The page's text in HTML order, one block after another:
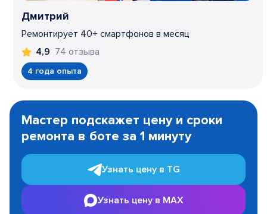
Дмитрий
Ремонтирует 40+ смартфонов в месяц
4,9 74 отзыва
4 года опыта
1
Мастер подскажет цену и сроки
ремонта в боте за 1 минуту
Узнать цену в TG
Узнать цену в MAX